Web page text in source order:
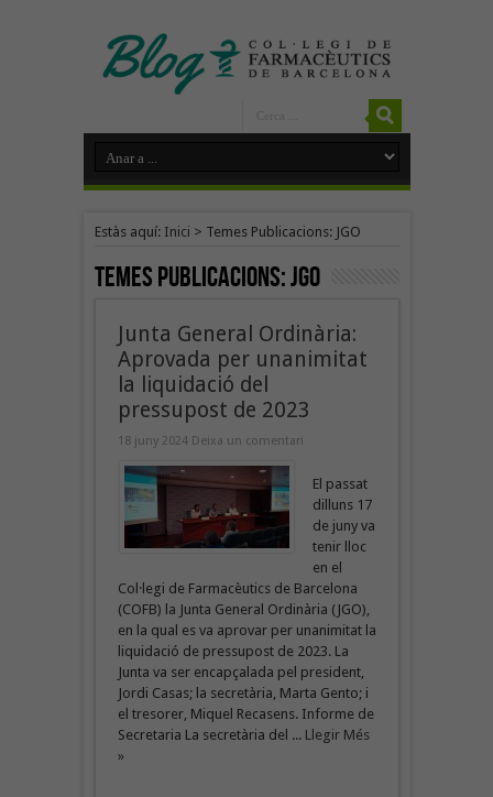
Estàs aquí: Inici > Temes Publicacions: JGO
Temes Publicacions:JGO
Junta General Ordinària:
Aprovada per unanimitat
la liquidació del
pressupost de 2023
18 juny 2024 Deixa un comentari
El passat
dilluns 17
de juny va
tenir lloc
en el
Col·legi de Farmacèutics de Barcelona
(COFB) la Junta General Ordinària (JGO),
en la qual es va aprovar per unanimitat la
liquidació de pressupost de 2023. La
Junta va ser encapçalada pel president,
Jordi Casas; la secretària, Marta Gento; i
el tresorer, Miquel Recasens. Informe de
Secretaria La secretària del ... Llegir Més
»